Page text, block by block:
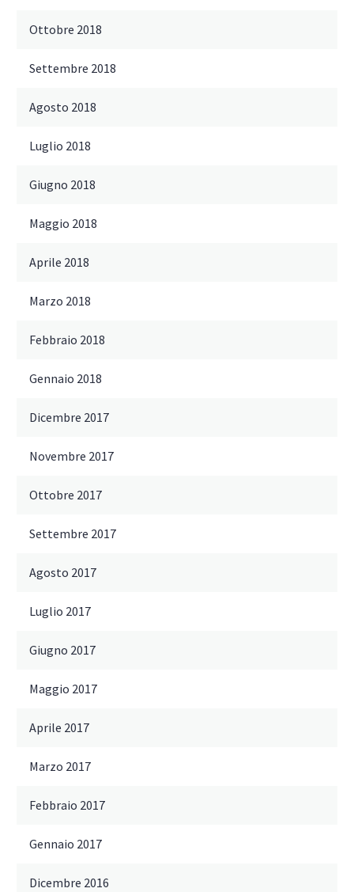
Ottobre 2018
Settembre 2018
Agosto 2018
Luglio 2018
Giugno 2018
Maggio 2018
Aprile 2018
Marzo 2018
Febbraio 2018
Gennaio 2018
Dicembre 2017
Novembre 2017
Ottobre 2017
Settembre 2017
Agosto 2017
Luglio 2017
Giugno 2017
Maggio 2017
Aprile 2017
Marzo 2017
Febbraio 2017
Gennaio 2017
Dicembre 2016